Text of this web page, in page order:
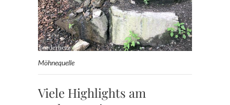
Möhnequelle
Viele Highlights am